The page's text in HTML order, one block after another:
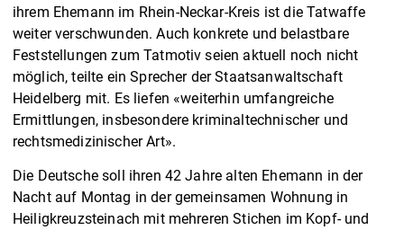
ihrem Ehemann im Rhein-Neckar-Kreis ist die Tatwaffe
weiter verschwunden. Auch konkrete und belastbare
Feststellungen zum Tatmotiv seien aktuell noch nicht
möglich, teilte ein Sprecher der Staatsanwaltschaft
Heidelberg mit. Es liefen «weiterhin umfangreiche
Ermittlungen, insbesondere kriminaltechnischer und
rechtsmedizinischer Art».
Die Deutsche soll ihren 42 Jahre alten Ehemann in der
Nacht auf Montag in der gemeinsamen Wohnung in
Heiligkreuzsteinach mit mehreren Stichen im Kopf- und